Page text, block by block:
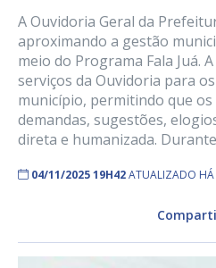
A Ouvidoria Geral da
aproximando a gestão
meio do Programa Fala Juá.
serviços da Ouvidoria para
município, permitindo que
demandas, sugestões,
direta e humanizada.
04/11/2025 19H42ATUALIZADO HÁ